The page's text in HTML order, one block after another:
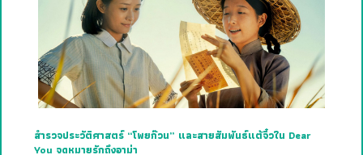
สำรวจประวัติศาสตร์ “โพยก๊วน” และสายสัมพันธ์แต้จิ๋วใน Dear
You จดหมายรักถึงอาม่า